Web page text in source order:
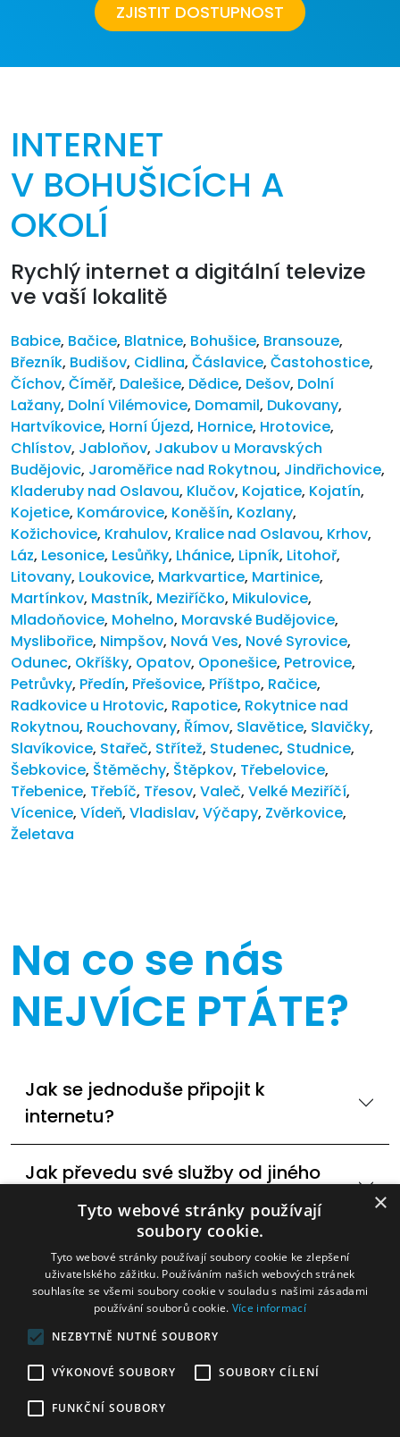
ZJISTIT DOSTUPNOST
INTERNET
V BOHUŠICÍCH A
OKOLÍ
Rychlý internet a digitální televize
ve vaší lokalitě
Babice, Bačice, Blatnice, Bohušice, Bransouze,
Březník, Budišov, Cidlina, Čáslavice, Častohostice,
Číchov, Číměř, Dalešice, Dědice, Dešov, Dolní
Lažany, Dolní Vilémovice, Domamil, Dukovany,
Hartvíkovice, Horní Újezd, Hornice, Hrotovice,
Chlístov, Jabloňov, Jakubov u Moravských
Budějovic, Jaroměřice nad Rokytnou, Jindřichovice,
Kladeruby nad Oslavou, Klučov, Kojatice, Kojatín,
Kojetice, Komárovice, Koněšín, Kozlany,
Kožichovice, Krahulov, Kralice nad Oslavou, Krhov,
Láz, Lesonice, Lesůňky, Lhánice, Lipník, Litohoř,
Litovany, Loukovice, Markvartice, Martinice,
Martínkov, Mastník, Meziříčko, Mikulovice,
Mladoňovice, Mohelno, Moravské Budějovice,
Myslibořice, Nimpšov, Nová Ves, Nové Syrovice,
Odunec, Okříšky, Opatov, Oponešice, Petrovice,
Petrůvky, Předín, Přešovice, Příštpo, Račice,
Radkovice u Hrotovic, Rapotice, Rokytnice nad
Rokytnou, Rouchovany, Římov, Slavětice, Slavičky,
Slavíkovice, Stařeč, Střítež, Studenec, Studnice,
Šebkovice, Štěměchy, Štěpkov, Třebelovice,
Třebenice, Třebíč, Třesov, Valeč, Velké Meziříčí,
Vícenice, Vídeň, Vladislav, Výčapy, Zvěrkovice,
Želetava
Na co se nás
NEJVÍCE PTÁTE?
Jak se jednoduše připojit k
internetu?
Jak převedu své služby od jiného
poskytovatele internetu?
Dostupné technologie internetového
připojení? 60Ghz,DSL
Mohu změnit rychlost internetu?
Internetová televize v Bohušicích
×
Tyto webové stránky používají
soubory cookie.
Tyto webové stránky používají soubory cookie ke zlepšení
uživatelského zážitku. Používáním našich webových stránek
souhlasíte se všemi soubory cookie v souladu s našimi zásadami
používání souborů cookie. Více informací
NEZBYTNĚ NUTNÉ SOUBORY
VÝKONOVÉ SOUBORY SOUBORY CÍLENÍ
FUNKČNÍ SOUBORY